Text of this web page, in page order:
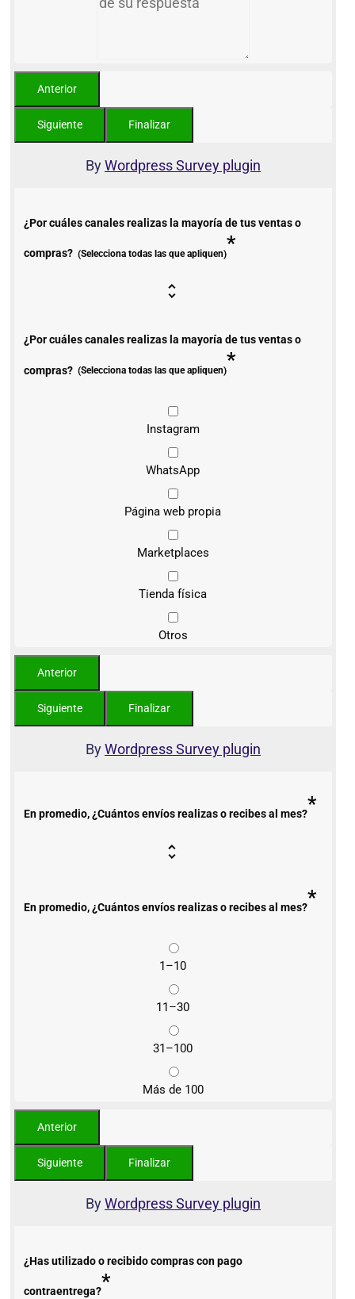
ByWordpress Survey plugin
¿Por cuáles canales realizas la mayoría de tus ventas o
compras? (Selecciona todas las que apliquen)*
¿Por cuáles canales realizas la mayoría de tus ventas o
compras? (Selecciona todas las que apliquen)*
Instagram
WhatsApp
Página web propia
Marketplaces
Tienda física
Otros
ByWordpress Survey plugin
En promedio, ¿Cuántos envíos realizas o recibes al mes?*
En promedio, ¿Cuántos envíos realizas o recibes al mes?*
1–10
11–30
31–100
Más de 100
ByWordpress Survey plugin
¿Has utilizado o recibido compras con pago
contraentrega?*